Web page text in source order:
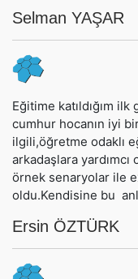
Selman YAŞAR
Eğitime katıldığım
cumhur hocanın iyi
ilgili,öğretme odaklı
arkadaşlara
örnek senaryolar ile
oldu.Kendisine bu
Ersin ÖZTÜRK